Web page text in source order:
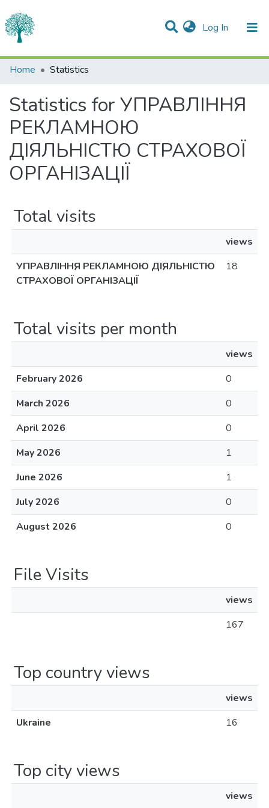
Log In (current)
Communities & Collections
Home Statistics
Statistics for УПРАВЛІННЯ
РЕКЛАМНОЮ
ДІЯЛЬНІСТЮ СТРАХОВОЇ
ОРГАНІЗАЦІЇ
Total visits
views
УПРАВЛІННЯ РЕКЛАМНОЮ ДІЯЛЬНІСТЮ
СТРАХОВОЇ ОРГАНІЗАЦІЇ
18
Total visits per month
views
February 2026
0
March 2026
0
April 2026
0
May 2026
1
June 2026
1
July 2026
0
August 2026
0
File Visits
views
167
Top country views
views
Ukraine
16
Top city views
views